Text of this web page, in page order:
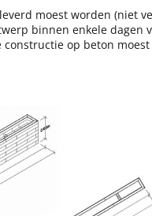
moest worden (niet
binnen enkele
op beton